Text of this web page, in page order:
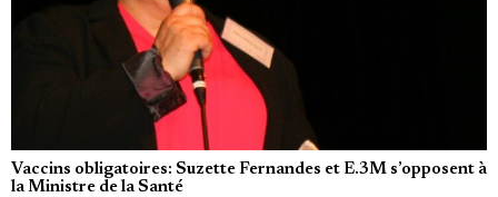
Vaccins obligatoires: Suzette Fernandes et E.3M s’opposent à
la Ministre de la Santé